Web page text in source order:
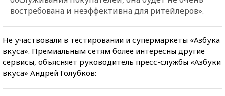
востребована и неэффективна для ритейлеров».
Не участвовали в тестировании и супермаркеты «Азбука
вкуса». Премиальным сетям более интересны другие
сервисы, объясняет руководитель пресс-службы «Азбуки
вкуса» Андрей Голубков: